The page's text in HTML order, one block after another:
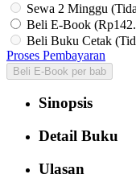
Sewa 2 Minggu
Beli E-Book
Beli Buku Cetak
Proses Pembayaran
Beli E-Book per bab
Sinopsis
Detail Buku
Ulasan